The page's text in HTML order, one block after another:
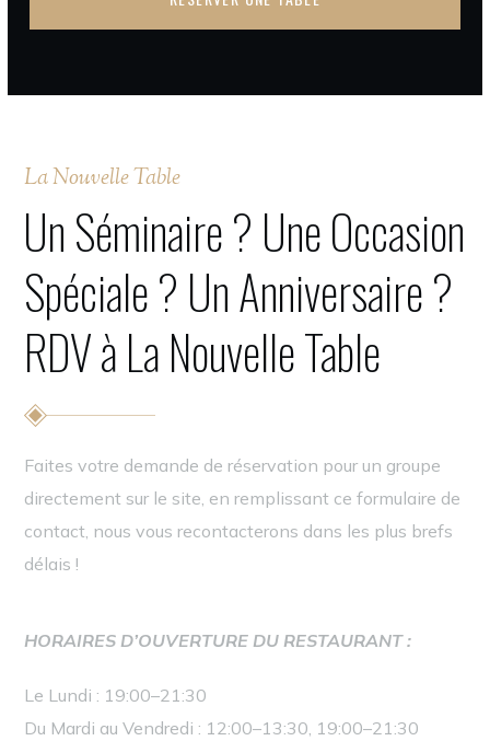
La Nouvelle Table
Un Séminaire ? Une Occasion
Spéciale ? Un Anniversaire ?
RDV à La Nouvelle Table
Faites votre demande de réservation pour un groupe
directement sur le site, en remplissant ce formulaire de
contact, nous vous recontacterons dans les plus brefs
délais !
HORAIRES D’OUVERTURE DU RESTAURANT :
Le Lundi : 19:00–21:30
Du Mardi au Vendredi : 12:00–13:30, 19:00–21:30